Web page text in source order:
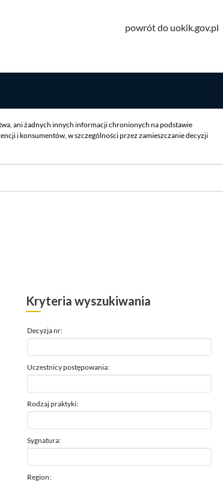
powrót do uokik.gov.pl
ani żadnych innych informacji chronionych na podstawie
i konsumentów, w szczególności przez zamieszczanie decyzji
Kryteria wyszukiwania
Decyzja nr:
Uczestnicy postępowania:
Rodzaj praktyki:
Sygnatura:
Region: